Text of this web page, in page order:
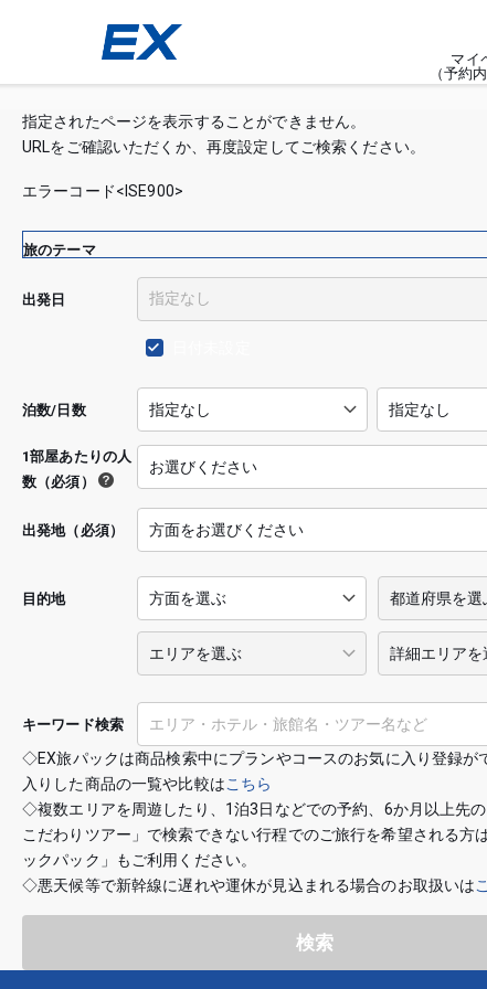
マイ
（予約
指定されたページを表示することができません。
URLをご確認いただくか、再度設定してご検索ください。
エラーコード<ISE900>
出発地（必須）
出発日
泊数/日数
1部屋あたりの人
数（必須）
目的地
キーワード検索
旅のテーマ
◇EX旅パックは商品検索中にプランやコースのお気に入り登録が
入りした商品の一覧や比較はこちら
◇複数エリアを周遊したり、1泊3日などでの予約、6か月以上先
こだわりツアー」で検索できない行程でのご旅行を希望される方
ックパック」もご利用ください。
◇悪天候等で新幹線に遅れや運休が見込まれる場合のお取扱いは
検索